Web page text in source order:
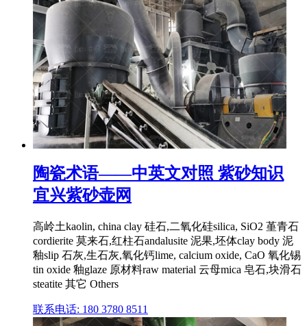
陶瓷术语——中英文对照 紫砂知识
宜兴紫砂壶网
高岭土kaolin, china clay 硅石,二氧化硅silica, SiO2 堇青石
cordierite 莫来石,红柱石andalusite 泥果,坯体clay body 泥
釉slip 石灰,生石灰,氧化钙lime, calcium oxide, CaO 氧化锡
tin oxide 釉glaze 原材料raw material 云母mica 皂石,块滑石
steatite 其它 Others
联系电话: 180 3780 8511